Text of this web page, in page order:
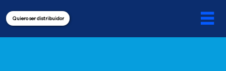
Quiero ser distribuidor